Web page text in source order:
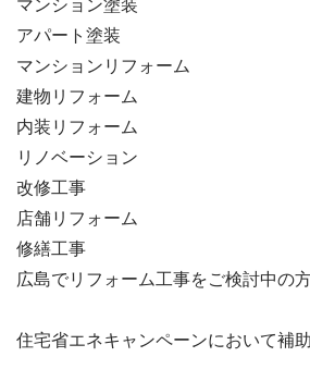
マンション塗装
アパート塗装
マンションリフォーム
建物リフォーム
内装リフォーム
リノベーション
改修工事
店舗リフォーム
修繕工事
広島でリフォーム工事をご検討中の方
住宅省エネキャンペーンにおいて補